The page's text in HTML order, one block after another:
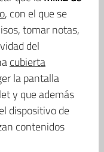
, con el que se
tomar notas,
del
cubierta
la pantalla
y que además
dispositivo de
contenidos